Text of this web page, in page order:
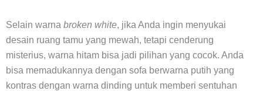
Selain warna broken white, jika Anda ingin menyukai
desain ruang tamu yang mewah, tetapi cenderung
misterius, warna hitam bisa jadi pilihan yang cocok. Anda
bisa memadukannya dengan sofa berwarna putih yang
kontras dengan warna dinding untuk memberi sentuhan